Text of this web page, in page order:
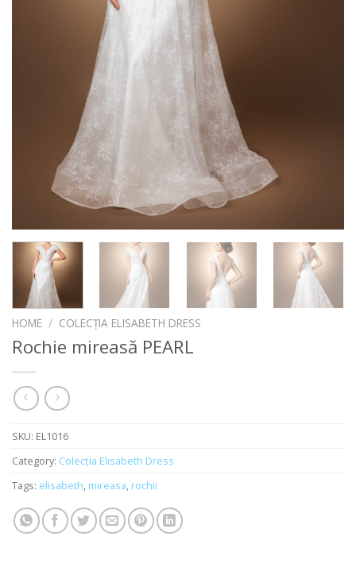
HOME / COLECȚIA ELISABETH DRESS
Rochie mireasă PEARL
SKU: EL1016
Category: Colecția Elisabeth Dress
Tags: elisabeth, mireasa, rochii